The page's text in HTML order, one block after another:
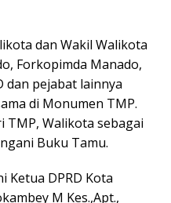
dan Wakil Walikota
Forkopimda Manado,
dan pejabat lainnya
di Monumen TMP.
TMP, Walikota sebagai
Buku Tamu.
Ketua DPRD Kota
M Kes.,Apt.,